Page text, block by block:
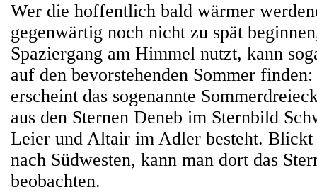
Wer die hoffentlich bald wärmer
gegenwärtig noch nicht zu spät
Spaziergang am Himmel nutzt, kann
auf den bevorstehenden Sommer
erscheint das sogenannte
aus den Sternen Deneb im Sternbild
Leier und Altair im Adler besteht. Blickt
nach Südwesten, kann man dort das
beobachten.